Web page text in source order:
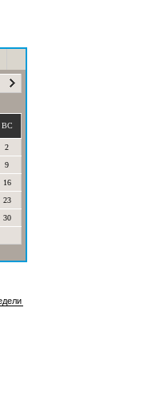
ВС
2
9
16
23
30